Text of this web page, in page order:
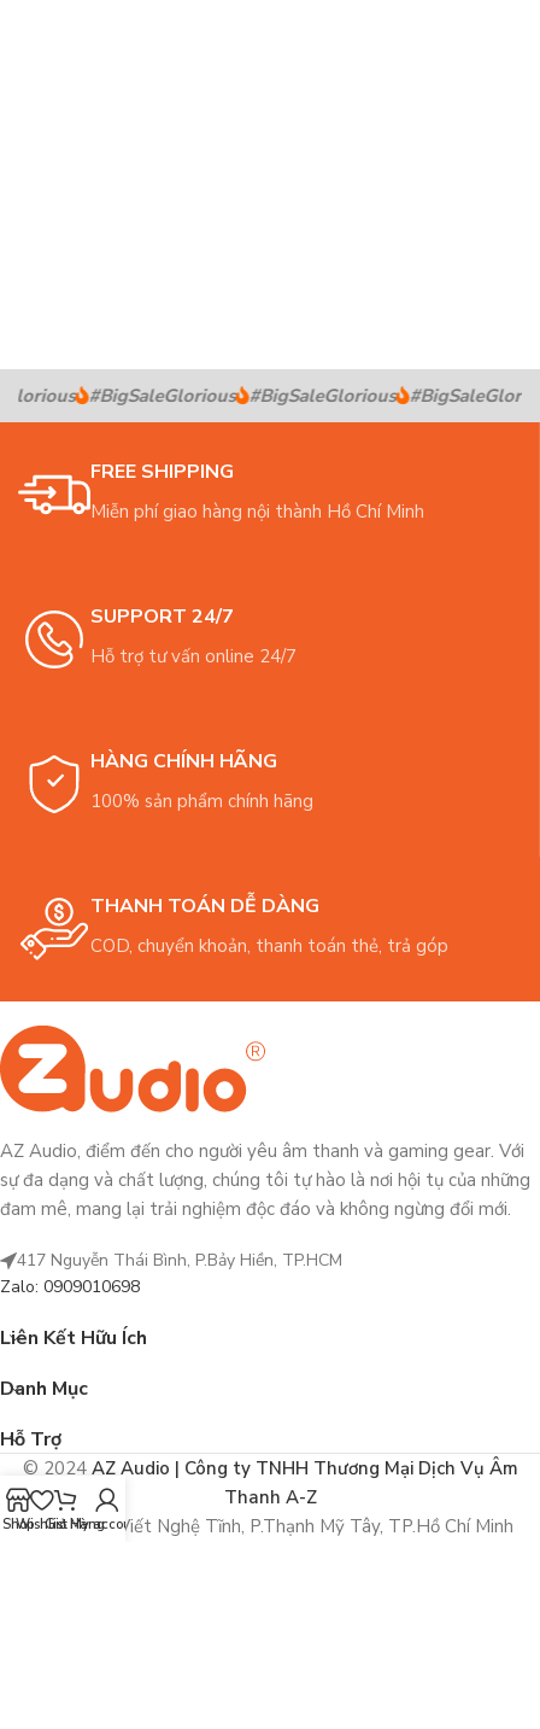
#BigSaleGlorious #BigSaleGlorious
FREE SHIPPING
Miễn phí giao hàng nội thành Hồ Chí Minh
SUPPORT 24/7
Hỗ trợ tư vấn online 24/7
HÀNG CHÍNH HÃNG
100% sản phẩm chính hãng
THANH TOÁN DỄ DÀNG
COD, chuyển khoản, thanh toán thẻ, trả góp
AZ Audio, điểm đến cho người yêu âm thanh và gaming gear. Với
sự đa dạng và chất lượng, chúng tôi tự hào là nơi hội tụ của những
đam mê, mang lại trải nghiệm độc đáo và không ngừng đổi mới.
417 Nguyễn Thái Bình, P.Bảy Hiền, TP.HCM
Zalo: 0909010698
Liên Kết Hữu Ích
Danh Mục
Hỗ Trợ
© 2024 AZ Audio | Công ty TNHH Thương Mại Dịch Vụ Âm
Thanh A-Z
292/43 Xô Viết Nghệ Tĩnh, P.Thạnh Mỹ Tây, TP.Hồ Chí Minh
ShopWishlistGiỏ Hàng
My account